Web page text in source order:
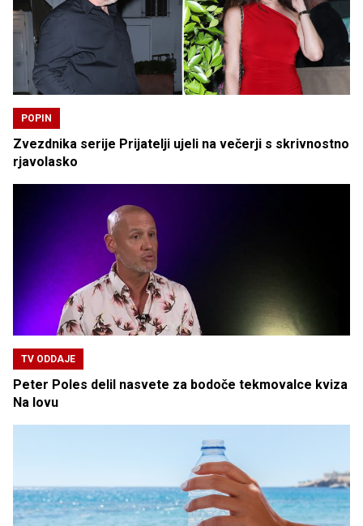
POPIN
Zvezdnika serije Prijatelji ujeli na večerji s skrivnostno
rjavolasko
TV ODDAJE
Peter Poles delil nasvete za bodoče tekmovalce kviza
Na lovu